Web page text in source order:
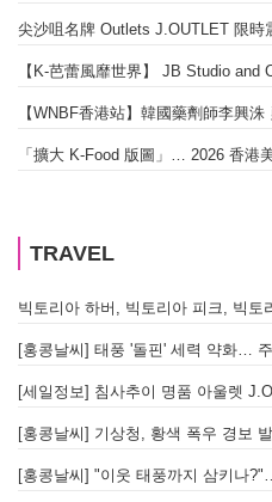
【WNBF香港站】韓國藥劑師李興
「擴大 K-Food 版圖」… 2026 香港
TRAVEL
[홍콩날씨] 태풍 '돌핀' 세력 약화…
[세일정보] 침사추이 명품 아울렛
[홍콩날씨] 기상청, 황색 폭우 경보
[홍콩날씨] "이웃 태풍까지 삼키나